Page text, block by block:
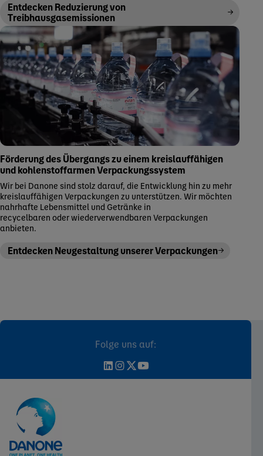
Entdecken Reduzierung von
Treibhausgasemissionen
Förderung des Übergangs zu einem kreislauffähigen
und kohlenstoffarmen Verpackungssystem
Wir bei Danone sind stolz darauf, die Entwicklung hin zu mehr
kreislauffähigen Verpackungen zu unterstützen. Wir möchten
nahrhafte Lebensmittel und Getränke in
recycelbaren oder wiederverwendbaren Verpackungen
anbieten.
Entdecken Neugestaltung unserer Verpackungen
Folge uns auf: